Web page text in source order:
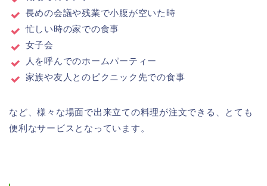
長めの会議や残業で小腹が空いた時
忙しい時の家での食事
女子会
人を呼んでのホームパーティー
家族や友人とのピクニック先での食事
など、様々な場面で出来立ての料理が注文できる、とても
便利なサービスとなっています。